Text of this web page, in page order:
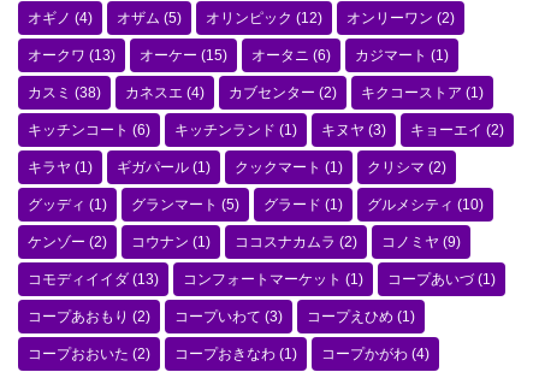
オギノ (4) オザム (5) オリンピック (12) オンリーワン (2)
オークワ (13) オーケー (15) オータニ (6) カジマート (1)
カスミ (38) カネスエ (4) カブセンター (2) キクコーストア (1)
キッチンコート (6) キッチンランド (1) キヌヤ (3) キョーエイ (2)
キラヤ (1) ギガパール (1) クックマート (1) クリシマ (2)
グッディ (1) グランマート (5) グラード (1) グルメシティ (10)
ケンゾー (2) コウナン (1) ココスナカムラ (2) コノミヤ (9)
コモディイイダ (13) コンフォートマーケット (1) コープあいづ(1)
コープあおもり (2) コープいわて (3) コープえひめ (1)
コープおおいた (2) コープおきなわ (1) コープかがわ (4)